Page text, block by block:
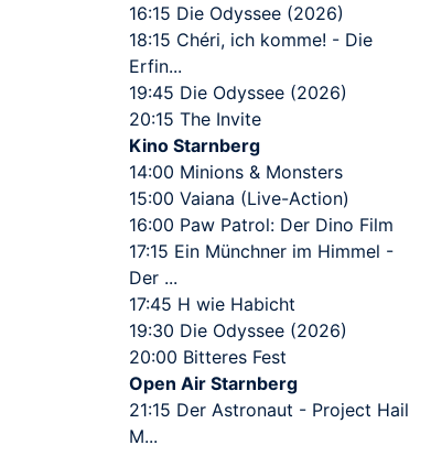
16:15 Die Odyssee (2026)
18:15 Chéri, ich komme! - Die
Erfin...
19:45 Die Odyssee (2026)
20:15 The Invite
Kino Starnberg
14:00 Minions & Monsters
15:00 Vaiana (Live-Action)
16:00 Paw Patrol: Der Dino Film
17:15 Ein Münchner im Himmel -
Der ...
17:45 H wie Habicht
19:30 Die Odyssee (2026)
20:00 Bitteres Fest
Open Air Starnberg
21:15 Der Astronaut - Project Hail
M...